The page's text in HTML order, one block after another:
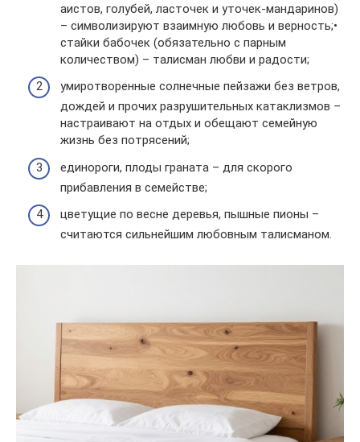
аистов, голубей, ласточек и уточек-мандаринов)
– символизируют взаимную любовь и верность;•
стайки бабочек (обязательно с парным
количеством) – талисман любви и радости;
умиротворенные солнечные пейзажи без ветров,
дождей и прочих разрушительных катаклизмов –
настраивают на отдых и обещают семейную
жизнь без потрясений;
единороги, плоды граната – для скорого
прибавления в семействе;
цветущие по весне деревья, пышные пионы –
считаются сильнейшим любовным талисманом.